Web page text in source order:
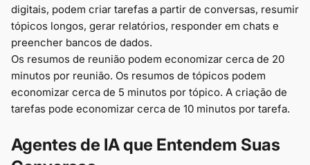
digitais, podem criar tarefas a partir de conversas, resumir
tópicos longos, gerar relatórios, responder em chats e
preencher bancos de dados.
Os resumos de reunião podem economizar cerca de 20
minutos por reunião. Os resumos de tópicos podem
economizar cerca de 5 minutos por tópico. A criação de
tarefas pode economizar cerca de 10 minutos por tarefa.
Agentes de IA que Entendem Suas